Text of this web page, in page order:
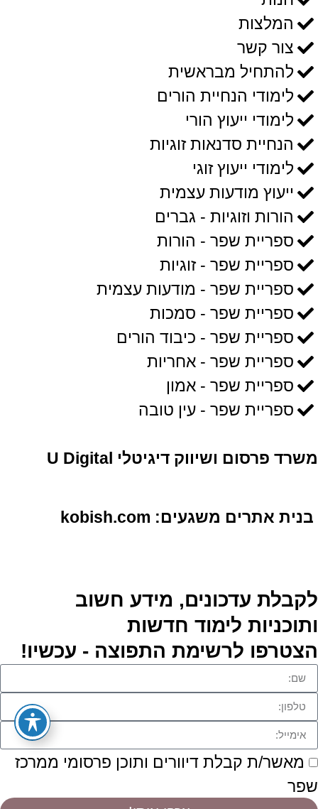
המלצות
צור קשר
להתחיל מבראשית
לימודי הנחיית הורים
לימודי ייעוץ הורי
הנחיית סדנאות זוגיות
לימודי ייעוץ זוגי
ייעוץ מודעות עצמית
הורות וזוגיות - גברים
ספריית שפר - הורות
ספריית שפר - זוגיות
ספריית שפר - מודעות עצמית
ספריית שפר - סמכות
ספריית שפר - כיבוד הורים
ספריית שפר - אחריות
ספריית שפר - אמון
ספריית שפר - עין טובה
משרד פרסום ושיווק דיגיטלי U Digital
בנית אתרים משגעים: kobish.com
לקבלת עדכונים, מידע חשוב
ותוכניות לימוד חדשות
הצטרפו לרשימת התפוצה - עכשיו!
מאשר/ת קבלת דיוורים ותוכן פרסומי ממרכז
שפר